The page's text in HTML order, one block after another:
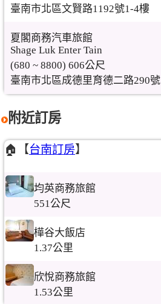
臺南市北區文賢路1192號1-4樓
夏閣商務汽車旅館
Shage Luk Enter Tain
(680 ~ 8800) 606公尺
臺南市北區成德里育德二路290號
附近訂房
🏠【台南訂房】
均英商務旅館
551公尺
樺谷大飯店
1.37公里
欣悅商務旅館
1.53公里